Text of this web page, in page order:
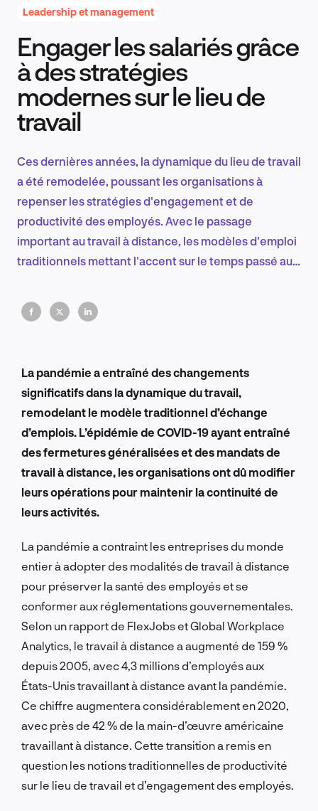
Recherche et conception produit
EN
FR
Leadership et management
Engager les salariés grâce
à des stratégies
modernes sur le lieu de
travail
Ces dernières années, la dynamique du lieu de travail
a été remodelée, poussant les organisations à
repenser les stratégies d'engagement et de
productivité des employés. Avec le passage
important au travail à distance, les modèles d'emploi
traditionnels mettant l'accent sur le temps passé au
les résultats.
La pandémie a entraîné des changements
significatifs dans la dynamique du travail,
remodelant le modèle traditionnel d’échange
d’emplois. L’épidémie de COVID-19 ayant entraîné
des fermetures généralisées et des mandats de
travail à distance, les organisations ont dû modifier
leurs opérations pour maintenir la continuité de
leurs activités.
La pandémie a contraint les entreprises du monde
entier à adopter des modalités de travail à distance
pour préserver la santé des employés et se
conformer aux réglementations gouvernementales.
Selon un rapport de FlexJobs et Global Workplace
Analytics, le travail à distance a augmenté de 159 %
depuis 2005, avec 4,3 millions d’employés aux
États-Unis travaillant à distance avant la pandémie.
Ce chiffre augmentera considérablement en 2020,
avec près de 42 % de la main-d’œuvre américaine
travaillant à distance. Cette transition a remis en
question les notions traditionnelles de productivité
sur le lieu de travail et d’engagement des employés.